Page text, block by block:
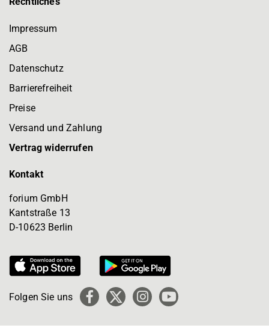
Impressum
AGB
Datenschutz
Barrierefreiheit
Preise
Versand und Zahlung
Vertrag widerrufen
Kontakt
forium GmbH
Kantstraße 13
D-10623 Berlin
Folgen Sie uns Facebook
X
Instagram